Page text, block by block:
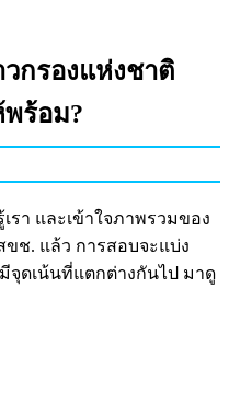
กรองแห่งชาติ
พร้อม?
รา และเข้าใจภาพรวมของ
ช. แล้ว การสอบจะแบ่ง
จุดเน้นที่แตกต่างกันไป มาดู